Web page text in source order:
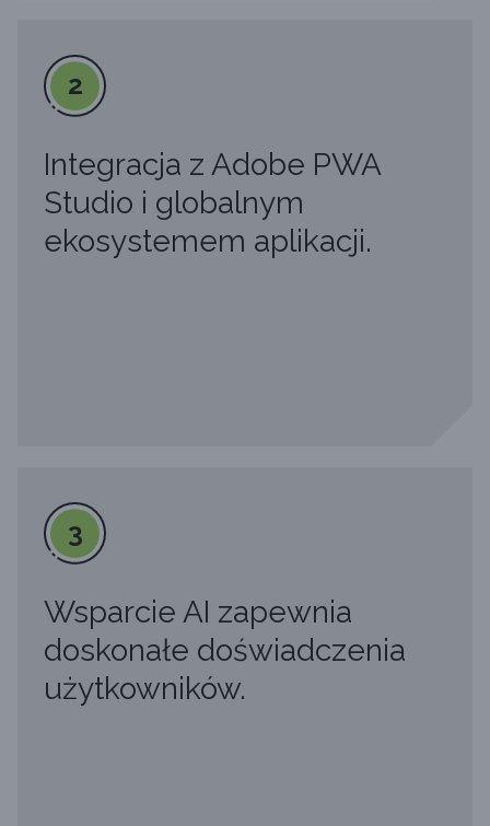
2
Integracja z Adobe PWA
Studio i globalnym
ekosystemem aplikacji.
3
Wsparcie AI zapewnia
doskonałe doświadczenia
użytkowników.